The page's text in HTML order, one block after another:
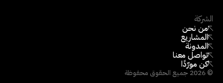
الشركة
من نحن
المشاريع
المدونة
تواصل معنا
كن مورّدًا
©
2026جميع الحقوق محفوظة